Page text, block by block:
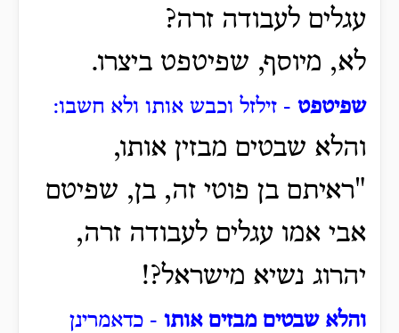
עגלים לעבודה זרה?
לא, מיוסף, שפיטפט ביצרו.
שפיטפט - זילזל וכבש אותו ולא חשבו:
והלא שבטים מבזין אותו,
"ראיתם בן פוטי זה, בן, שפיטם
אבי אמו עגלים לעבודה זרה,
יהרוג נשיא מישראל?!
והלא שבטים מבזים אותו - כדאמרינן